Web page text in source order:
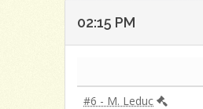
02:15 PM
#6 - M. Leduc